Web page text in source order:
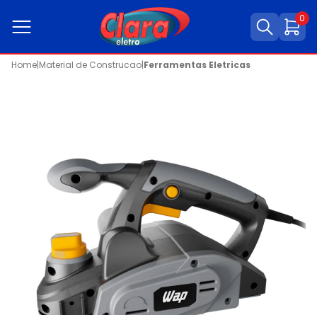
0
Home|Material de Construcao|Ferramentas Eletricas